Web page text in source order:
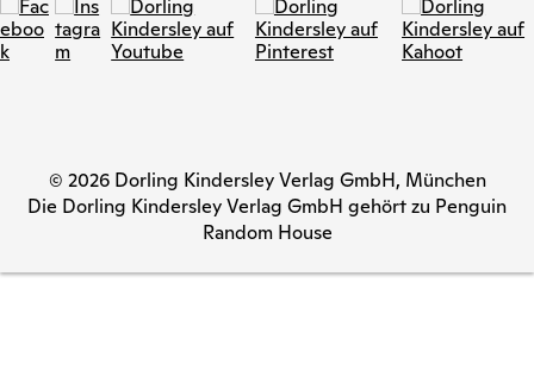
© 2026 Dorling Kindersley Verlag GmbH, München
Die Dorling Kindersley Verlag GmbH gehört zu Penguin
Random House